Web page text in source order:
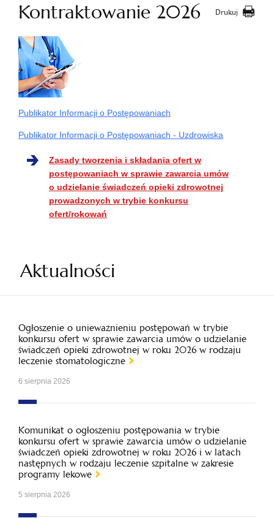
Drukuj
Kontraktowanie 2026
Publikator Informacji o Postępowaniach
Publikator Informacji o Postępowaniach - Uzdrowiska
Zasady tworzenia i składania ofert w
postępowaniach w sprawie zawarcia umów
o udzielanie świadczeń opieki zdrowotnej
prowadzonych w trybie konkursu
ofert/rokowań
Aktualności
Ogłoszenie o unieważnieniu postępowań w trybie
konkursu ofert w sprawie zawarcia umów o udzielanie
świadczeń opieki zdrowotnej w roku 2026 w rodzaju
leczenie stomatologiczne
6 sierpnia 2026
Komunikat o ogłoszeniu postępowania w trybie
konkursu ofert w sprawie zawarcia umów o udzielanie
świadczeń opieki zdrowotnej w roku 2026 i w latach
następnych w rodzaju leczenie szpitalne w zakresie
programy lekowe
5 sierpnia 2026